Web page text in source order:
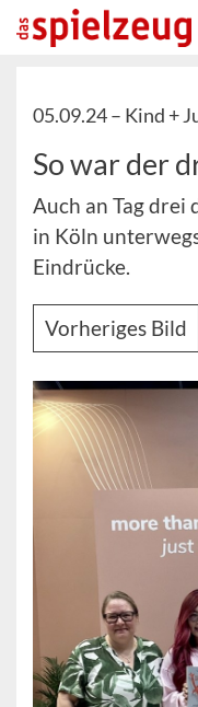
05.09.24 – Kind +
So war der
Auch an Tag drei
in Köln
Eindrücke.
Vorheriges Bild